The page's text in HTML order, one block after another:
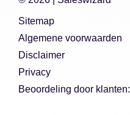
Sitemap
Algemene voorwaarden
Disclaimer
Privacy
Beoordeling door klanten: